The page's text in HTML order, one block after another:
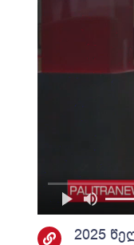
2025